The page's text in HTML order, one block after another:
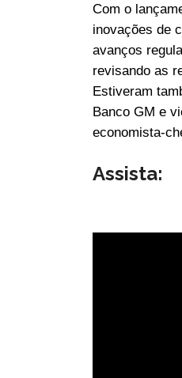
Com o
inovações de
avanços
revisando as
Estiveram
Banco GM e
economista-
Assista: